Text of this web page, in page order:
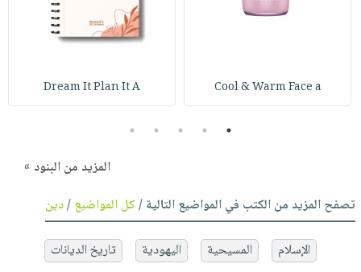
Cool & Warm Face a
Dream It Plan It A
1
2
3
4
5
المزيد من البنود »
تصفح المزيد من الكتب في المواضيع التالية /كل المواضيع/دين
الإسلام المسيحية اليهودية
تاريخ الديانات